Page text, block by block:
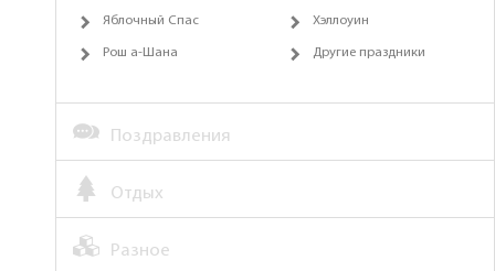
Яблочный Спас Хэллоуин
Рош а-Шана Другие праздники
Поздравления
Отдых
Разное